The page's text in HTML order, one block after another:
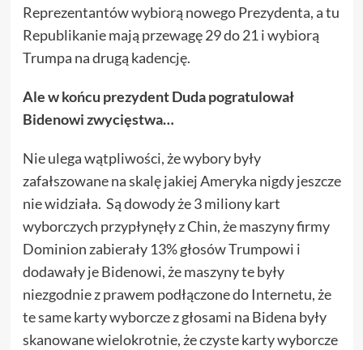
Reprezentantów wybiorą nowego Prezydenta, a tu
Republikanie mają przewagę 29 do 21 i wybiorą
Trumpa na drugą kadencję.
Ale w końcu prezydent Duda pogratulował
Bidenowi zwycięstwa…
Nie ulega wątpliwości, że wybory były
zafałszowane na skalę jakiej Ameryka nigdy jeszcze
nie widziała. Są dowody że 3 miliony kart
wyborczych przypłynęły z Chin, że maszyny firmy
Dominion zabierały 13% głosów Trumpowi i
dodawały je Bidenowi, że maszyny te były
niezgodnie z prawem podłączone do Internetu, że
te same karty wyborcze z głosami na Bidena były
skanowane wielokrotnie, że czyste karty wyborcze